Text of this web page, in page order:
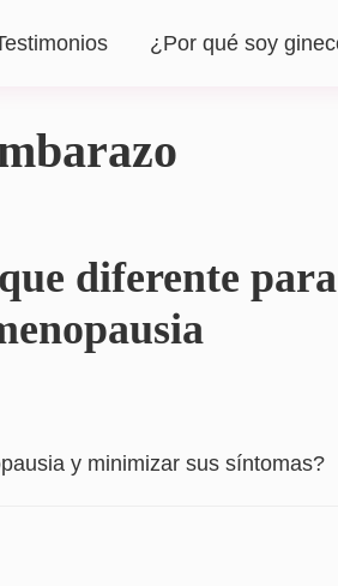
¿Por qué soy
diferente
y minimizar sus síntomas?